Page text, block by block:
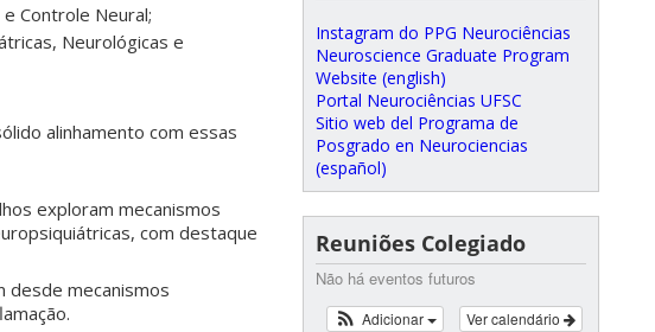
Controle Neural;
Neurológicas e
alinhamento com essas
exploram mecanismos
com destaque
desde mecanismos
Instagram do PPG Neurociências
Neuroscience Graduate Program
Website (english)
Portal Neurociências UFSC
Sitio web del Programa de
Posgrado en Neurociencias
(español)
Reuniões Colegiado
Não há eventos futuros
Ver calendário
Adicionar